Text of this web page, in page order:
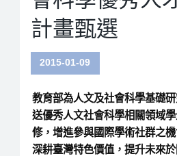
計畫甄選
2015-01-09
教育部為人文及社會科學基礎
送優秀人文社會科學相關領域
修，增進參與國際學術社群之
深耕臺灣特色價值，提升未來